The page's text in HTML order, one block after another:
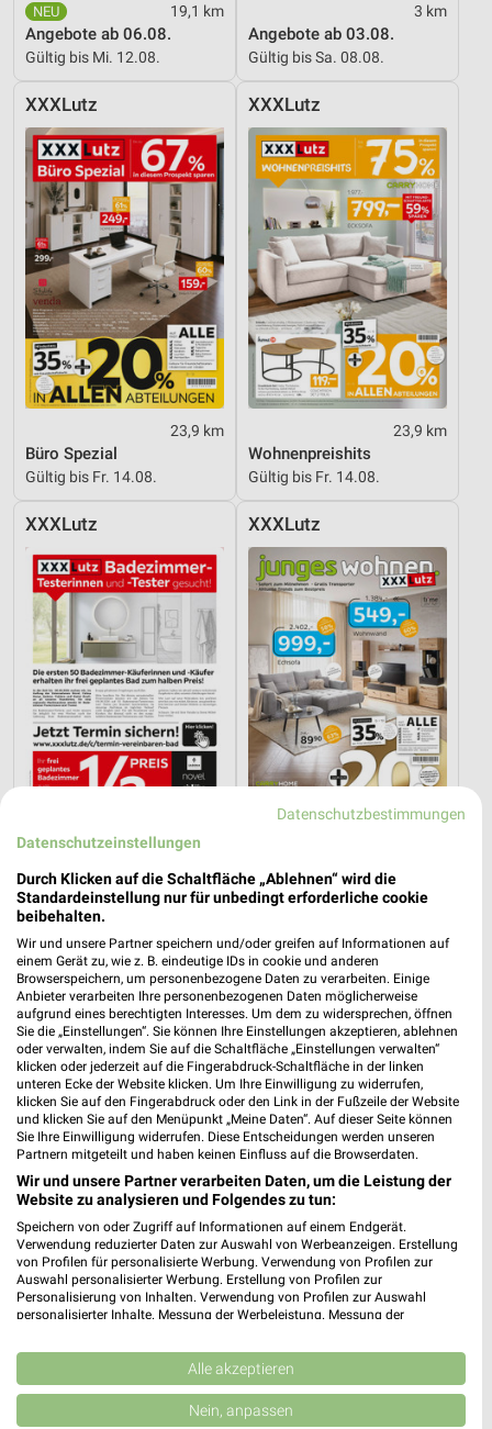
19,1 km
Angebote ab 06.08.
Gültig bis Mi. 12.08.
3 km
Angebote ab 03.08.
Gültig bis Sa. 08.08.
XXXLutz
23,9 km
Büro Spezial
Gültig bis Fr. 14.08.
XXXLutz
23,9 km
Wohnenpreishits
Gültig bis Fr. 14.08.
XXXLutz
23,9 km
Badezimmer-Testerinnen
Noch morgen gültig
XXXLutz
Junges Wohnen
Noch morgen gültig
XXXLutz
23,9 km
Wohnideen so individuell wie du!
Gültig bis Fr. 14.08.
XXXLutz
23,9 km
Gartenmöbel-Abverkauf
Gültig bis Fr. 28.08.
XXXLutz
Datenschutzbestimmungen
Datenschutzeinstellungen
Durch Klicken auf die Schaltfläche „Ablehnen“ wird die
Standardeinstellung nur für unbedingt erforderliche cookie
beibehalten.
Wir und unsere Partner speichern und/oder greifen auf Informationen auf
einem Gerät zu, wie z. B. eindeutige IDs in cookie und anderen
Browserspeichern, um personenbezogene Daten zu verarbeiten. Einige
Anbieter verarbeiten Ihre personenbezogenen Daten möglicherweise
aufgrund eines berechtigten Interesses. Um dem zu widersprechen, öffnen
Sie die „Einstellungen“. Sie können Ihre Einstellungen akzeptieren, ablehnen
oder verwalten, indem Sie auf die Schaltfläche „Einstellungen verwalten“
klicken oder jederzeit auf die Fingerabdruck-Schaltfläche in der linken
unteren Ecke der Website klicken. Um Ihre Einwilligung zu widerrufen,
klicken Sie auf den Fingerabdruck oder den Link in der Fußzeile der Website
und klicken Sie auf den Menüpunkt „Meine Daten“. Auf dieser Seite können
Sie Ihre Einwilligung widerrufen. Diese Entscheidungen werden unseren
Partnern mitgeteilt und haben keinen Einfluss auf die Browserdaten.
Wir und unsere Partner verarbeiten Daten, um die Leistung der
Website zu analysieren und Folgendes zu tun:
Speichern von oder Zugriff auf Informationen auf einem Endgerät.
Verwendung reduzierter Daten zur Auswahl von Werbeanzeigen. Erstellung
von Profilen für personalisierte Werbung. Verwendung von Profilen zur
Auswahl personalisierter Werbung. Erstellung von Profilen zur
Personalisierung von Inhalten. Verwendung von Profilen zur Auswahl
personalisierter Inhalte. Messung der Werbeleistung. Messung der
Kombinationen von Daten aus verschiedenen Quellen. Entwicklung und
Verbesserung der Angebote. Verwendung reduzierter Daten zur Auswahl
von Inhalten.
Daten können außerhalb der Europäischen Union weitergegeben und in die
Alle akzeptieren
Nein, anpassen